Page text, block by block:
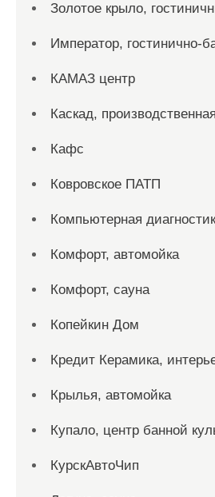
Золотое крыло,
Император, гостинично-
КАМАЗ центр
Каскад,
Кафс
Ковровское ПАТП
Компьютерная
Комфорт, автомойка
Комфорт, сауна
Копейкин Дом
Кредит Керамика,
Крылья, автомойка
Купало, центр банной
КурскАвтоЧип